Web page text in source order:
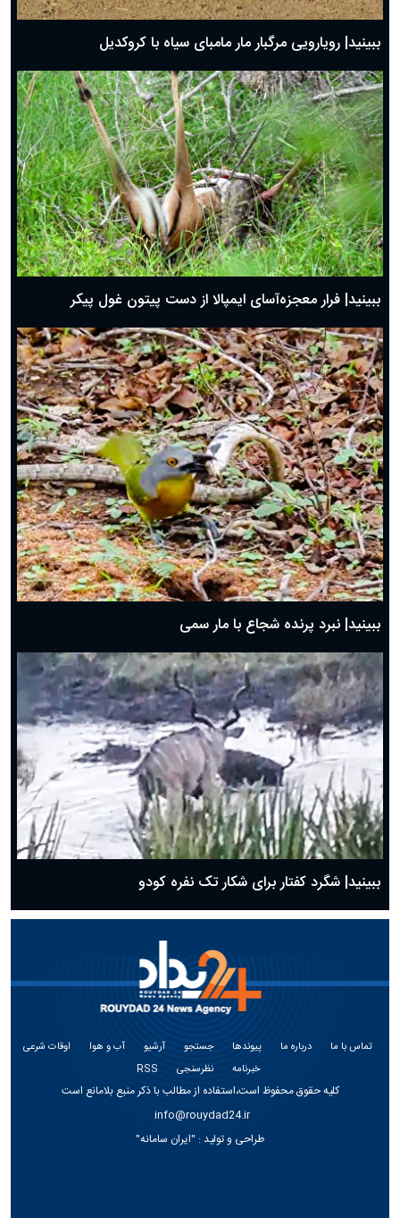
ببینید| رویارویی مرگبار مار مامبای سیاه با کروکدیل
ببینید| فرار معجزه‌آسای ایمپالا از دست پیتون غول پیکر
ببینید| نبرد پرنده شجاع با مار سمی
ببینید| شگرد کفتار برای شکار تک نفره کودو
تماس با ما درباره ما پیوندها جستجو آرشیو آب و هوا
اوقات شرعی
خبرنامه
نظرسنجی RSS
کلیه حقوق محفوظ است،استفاده از مطالب با ذکر منبع بلامانع است
info@rouydad24.ir
طراحی و تولید : "ایران سامانه"